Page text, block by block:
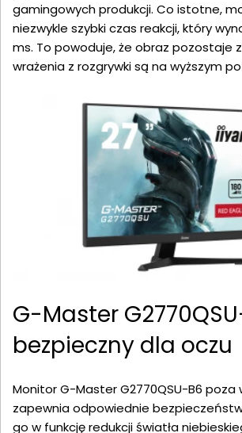
gamingowych produkcji. Co istotne,
niezwykle szybki czas reakcji, który
ms. To powoduje, że obraz pozostaje
wrażenia z rozgrywki są na wyższym
G-Master
bezpieczny dla oczu
Monitor G-Master G2770QSU-B6 poza
zapewnia odpowiednie
go w funkcję redukcji światła